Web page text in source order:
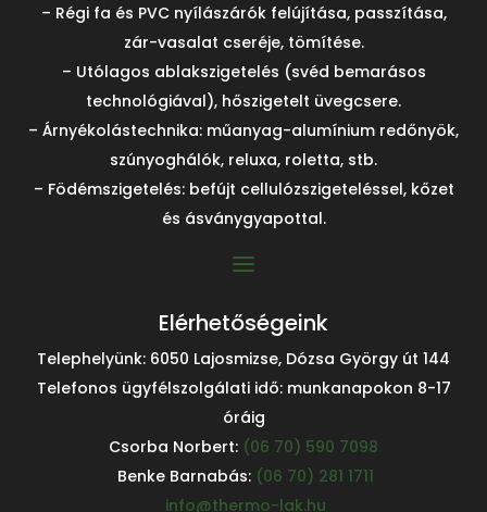
– Régi fa és PVC nyílászárók felújítása, passzítása,
zár-vasalat cseréje, tömítése.
– Utólagos ablakszigetelés (svéd bemarásos
technológiával), hőszigetelt üvegcsere.
– Árnyékolástechnika: műanyag-alumínium redőnyök,
szúnyoghálók, reluxa, roletta, stb.
– Födémszigetelés: befújt cellulózszigeteléssel, kőzet
és ásványgyapottal.
Elérhetőségeink
Telephelyünk: 6050 Lajosmizse, Dózsa György út 144
Telefonos ügyfélszolgálati idő: munkanapokon 8-17
óráig
Csorba Norbert: (06 70) 590 7098
Benke Barnabás: (06 70) 281 1711
info@thermo-lak.hu